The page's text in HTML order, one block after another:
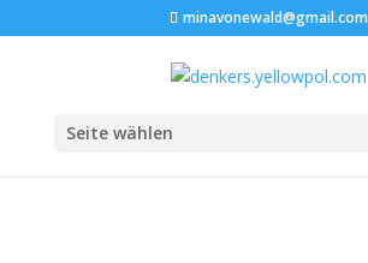
minavonewald@gmail.com
Seite wählen